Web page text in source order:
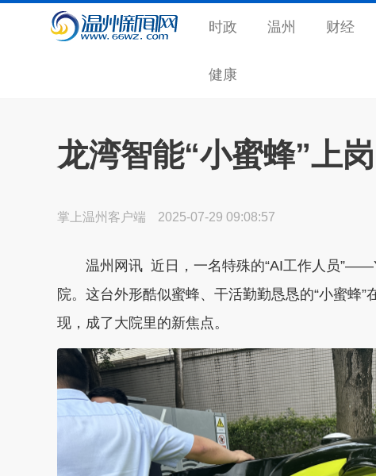
时政 温州 财经
健康
龙湾智能“小蜜蜂”上
掌上温州客户端 2025-07-29 09:08:57
温州网讯 近日，一名特殊的“AI工作人员
院。这台外形酷似蜜蜂、干活勤勤恳恳的“小蜜蜂
现，成了大院里的新焦点。